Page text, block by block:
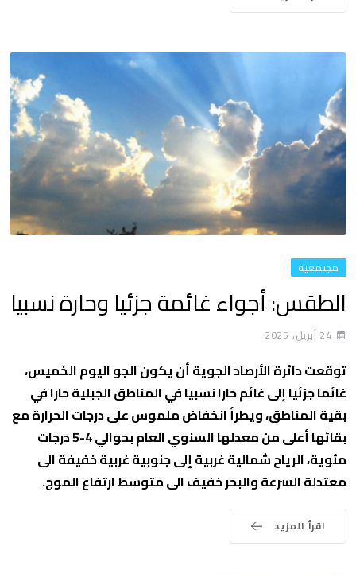
مجتمعية
الطقس: أجواء غائمة جزئيا وحارة نسبيا
24 أبريل، 2025
توقعت دائرة الأرصاد الجوية أن يكون الجو اليوم الخميس،
غائما جزئيا إلى غائم حارا نسبيا في المناطق الجبلية حارا في
بقية المناطق، ويطرأ انخفاض ملموس على درجات الحرارة مع
بقائها أعلى من معدلها السنوي العام بحوالي 4-5 درجات
مئوية، الرياح شمالية غربية إلى جنوبية غربية خفيفة الى
معتدلة السرعة والبحر خفيف الى متوسط ارتفاع الموج.
اقرأ المزيد